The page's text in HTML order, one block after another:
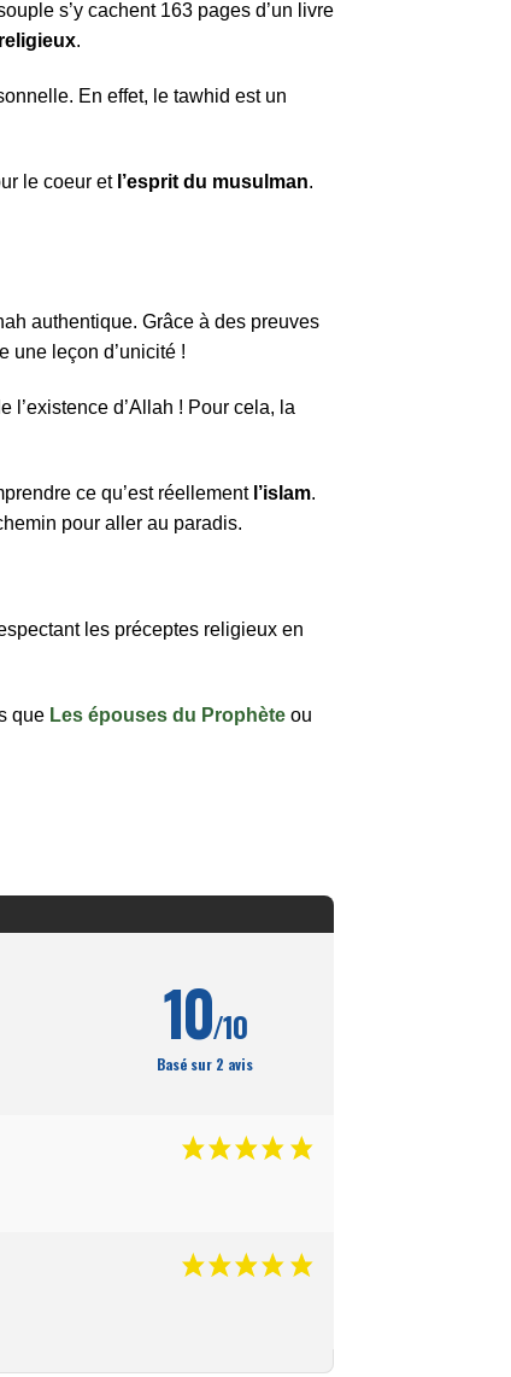
s’y cachent 163 pages d’un livre
.
En effet, le tawhid est un
le coeur etl’esprit du musulman.
authentique. Grâce à des preuves
une leçon d’unicité !
l’existence d’Allah ! Pour cela, la
ce qu’est réellementl’islam.
pour aller au paradis.
les préceptes religieux en
que Les épouses du Prophète ou
10/10
Basé sur 2 avis